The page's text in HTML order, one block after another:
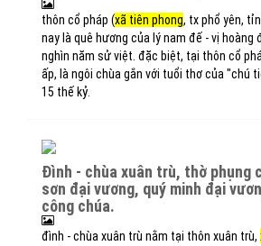
thôn cổ pháp (xã tiên phong, tx phổ yên,
nay là quê hương của lý nam đế - vị hoàng
nghìn năm sử việt. đặc biệt, tại thôn cổ
ấp, là ngôi chùa gắn với tuổi thơ của "chú
15 thế kỷ.
đình - chùa xuân trù, thờ phụng các vị thần cao
sơn đại vương, quý minh đại
công chúa.
đình - chùa xuân trù nằm tại thôn xuân trù,